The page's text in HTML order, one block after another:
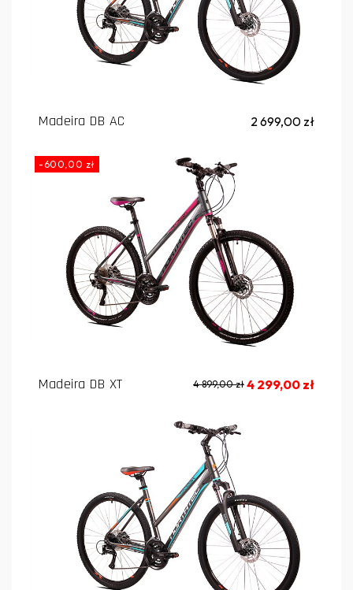
Madeira DB AC 2 699,00 zł
-600,00 zł
Madeira DB XT 4 899,00 zł 4 299,00 zł